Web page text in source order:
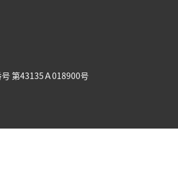
第43135Ａ018900号